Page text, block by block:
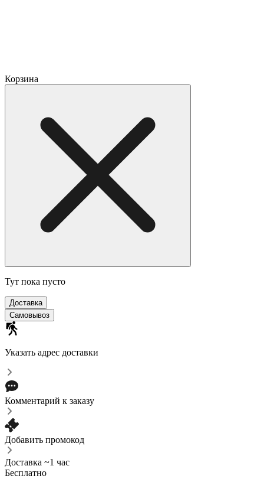
Корзина
Тут пока пусто
Доставка
Самовывоз
Указать адрес доставки
Комментарий к заказу
Добавить промокод
Доставка ~1 час
Бесплатно